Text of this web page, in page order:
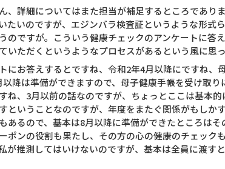
、詳細についてはまた担当が補足するところであ
たいのですが、エジンバラ検査証というような形
のですが。こういう健康チェックのアンケートに答
いただくというようなプロセスがあるという風に思っ
にお答えするとですね、令和2年4月以降にですね
以降は準備ができますので、母子健康手帳を受け取
ね、3月以前の話なのですが、ちょっとここは基本
ということなのですが、年度をまたぐ関係がもし
あるので、基本は8月以降に準備ができたところは
ポンの役割も果たし、その方の心の健康のチェッ
が推測してはいけないのですが、基本は全員に渡